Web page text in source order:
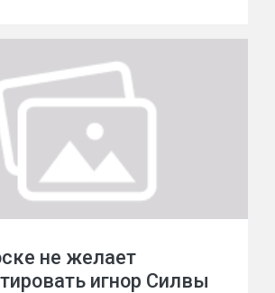
не желает
игнор Силвы